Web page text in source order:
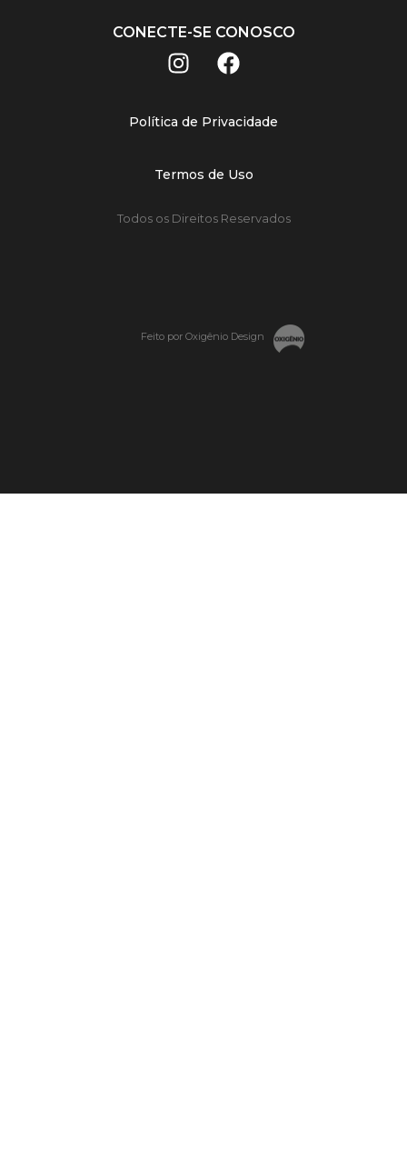
CONECTE-SE CONOSCO
Política de Privacidade
Termos de Uso
Todos os Direitos Reservados
Feito por Oxigênio Design